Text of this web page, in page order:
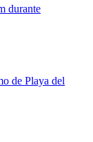
durante
de Playa del